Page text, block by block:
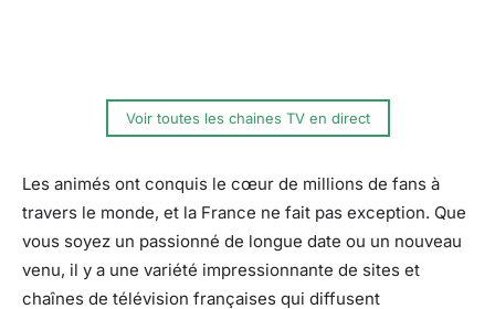
Voir toutes les chaines TV en direct
Les animés ont conquis le cœur de millions de fans à
travers le monde, et la France ne fait pas exception. Que
vous soyez un passionné de longue date ou un nouveau
venu, il y a une variété impressionnante de sites et
chaînes de télévision françaises qui diffusent